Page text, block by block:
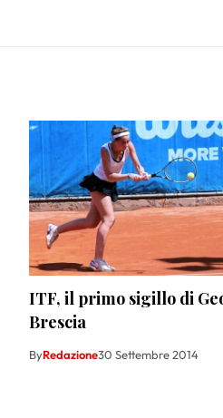
ITF, il primo sigillo di
Brescia
ByRedazione30 Settembre 2014